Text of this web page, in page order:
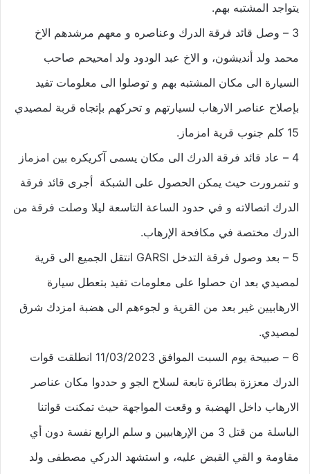
يتواجد المشتبه بهم.
3 – وصل قائد فرقة الدرك وعناصره و معهم مرشدهم الاخ
محمد ولد أنديشون، و الاخ عبد الودود ولد امحيحم صاحب
السيارة الى مكان المشتبه بهم و توصلوا الى معلومات تفيد
بإصلاح عناصر الارهاب لسيارتهم و تحركهم بإتجاه قربة لمصيدي
15 كلم جنوب قرية امزماز.
4 – عاد قائد فرقة الدرك الى مكان يسمى آكريكره بين امزماز
و تنمرورت حيث يمكن الحصول على الشبكة أجرى قائد فرقة
الدرك اتصالاته و في حدود الساعة التاسعة ليلا وصلت فرقة من
الدرك مختصة في مكافحة الإرهاب.
5 – بعد وصول فرقة التدخل GARSI انتقل الجميع الى قرية
لمصيدي بعد ان حصلوا على معلومات تفيد بتعطل سيارة
الارهابيين غير بعد من القرية و لجوءهم الى هضبة امزدك شرق
لمصيدي.
6 – صبيحة يوم السبت الموافق 11/03/2023 انطلقت قوات
الدرك معززة بطائرة تابعة لسلاح الجو و حددوا مكان عناصر
الارهاب داخل الهضبة و وقعت المواجهة حيث تمكنت قواتنا
الباسلة من قتل 3 من الإرهابيين و سلم الرابع نفسة دون أي
مقاومة و القي القبض عليه، و استشهد الدركي مصطفى ولد